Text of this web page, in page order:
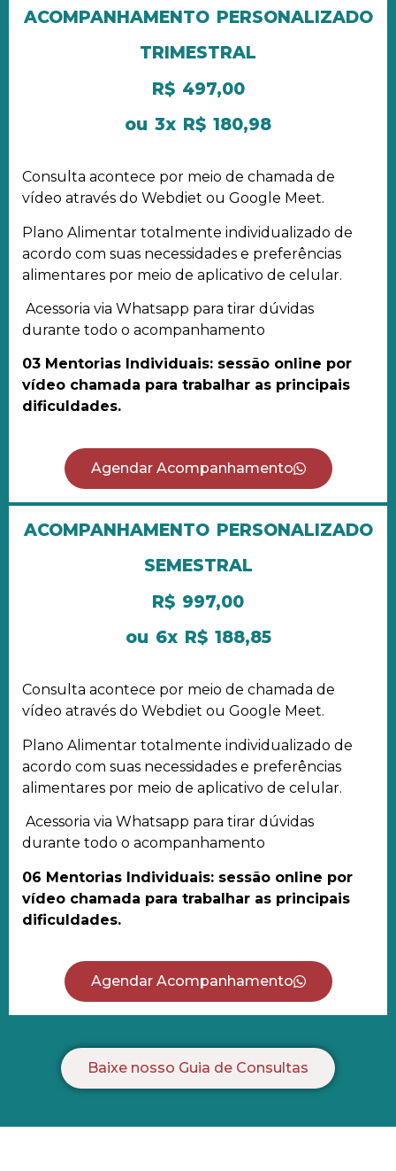
ACOMPANHAMENTO PERSONALIZADO
TRIMESTRAL
R$ 497,00
ou 3x R$ 180,98
Consulta acontece por meio de chamada de
vídeo através do Webdiet ou Google Meet.
Plano Alimentar totalmente individualizado de
acordo com suas necessidades e preferências
alimentares por meio de aplicativo de celular.
Acessoria via Whatsapp para tirar dúvidas
durante todo o acompanhamento
03 Mentorias Individuais: sessão online por
vídeo chamada para trabalhar as principais
dificuldades.
Agendar Acompanhamento
ACOMPANHAMENTO PERSONALIZADO
SEMESTRAL
R$ 997,00
ou 6x R$ 188,85
Consulta acontece por meio de chamada de
vídeo através do Webdiet ou Google Meet.
Plano Alimentar totalmente individualizado de
acordo com suas necessidades e preferências
alimentares por meio de aplicativo de celular.
Acessoria via Whatsapp para tirar dúvidas
durante todo o acompanhamento
06 Mentorias Individuais: sessão online por
vídeo chamada para trabalhar as principais
dificuldades.
Agendar Acompanhamento
Baixe nosso Guia de Consultas